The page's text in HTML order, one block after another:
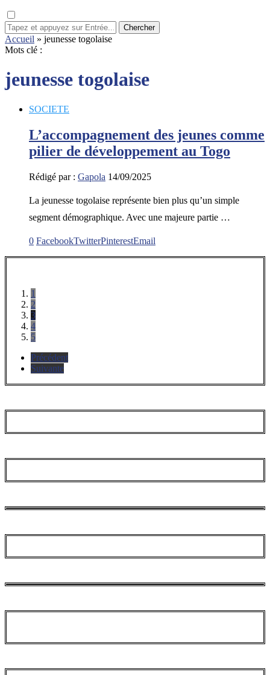
Chercher
Accueil » jeunesse togolaise
Mots clé :
jeunesse togolaise
SOCIETE
L’accompagnement des jeunes comme
pilier de développement au Togo
Rédigé par : Gapola 14/09/2025
La jeunesse togolaise représente bien plus qu’un simple
segment démographique. Avec une majeure partie …
0 FacebookTwitterPinterestEmail
1
2
3
4
5
Précédent
Suivante